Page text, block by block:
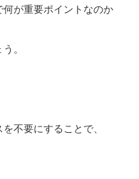
が重要ポイントなのか
。
不要にすることで、